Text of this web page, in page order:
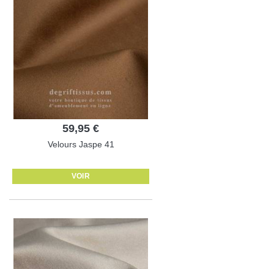
59,95 €
Velours Jaspe 41
VOIR